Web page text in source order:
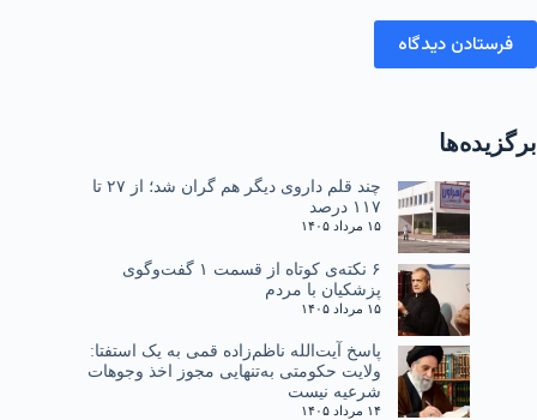
فرستادن دیدگاه
برگزیده‌ها
چند قلم داروی دیگر هم گران شد؛ از ۲۷ تا
۱۱۷ درصد
۱۵ مرداد ۱۴۰۵
۶ نکته‌ی کوتاه از قسمت ۱ گفت‌وگوی
پزشکیان با مردم
۱۵ مرداد ۱۴۰۵
پاسخ آیت‌الله ناظم‌زاده قمی به یک استفتا:
ولایت حکومتی به‌تنهایی مجوز اخذ وجوهات
شرعیه نیست
۱۴ مرداد ۱۴۰۵